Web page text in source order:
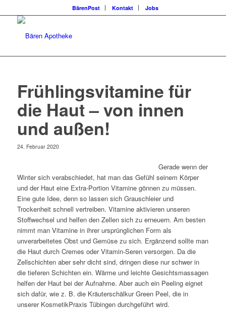
BärenPost Kontakt Jobs
Frühlingsvitamine für
die Haut – von innen
und außen!
24. Februar 2020
Gerade wenn der
Winter sich verabschiedet, hat man das Gefühl seinem Körper
und der Haut eine Extra-Portion Vitamine gönnen zu müssen.
Eine gute Idee, denn so lassen sich Grauschleier und
Trockenheit schnell vertreiben. Vitamine aktivieren unseren
Stoffwechsel und helfen den Zellen sich zu erneuern. Am besten
nimmt man Vitamine in ihrer ursprünglichen Form als
unverarbeitetes Obst und Gemüse zu sich. Ergänzend sollte man
die Haut durch Cremes oder Vitamin-Seren versorgen. Da die
Zellschichten aber sehr dicht sind, dringen diese nur schwer in
die tieferen Schichten ein. Wärme und leichte Gesichtsmassagen
helfen der Haut bei der Aufnahme. Aber auch ein Peeling eignet
sich dafür, wie z. B. die Kräuterschälkur Green Peel, die in
unserer KosmetikPraxis Tübingen durchgeführt wird.